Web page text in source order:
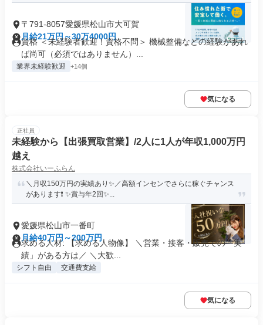
〒791-8057愛媛県松山市大可賀
月給21万円～30万4000円
資格 ＜未経験者歓迎！資格不問＞ 機械整備などの経験があれ
ば尚可（必須ではありません）...
業界未経験歓迎 +14個
気になる
正社員
未経験から【出張買取営業】/2人に1人が年収1,000万円
越え
株式会社いーふらん
＼月収150万円の実績あり✨／高額インセンでさらに稼ぐチャンス
があります❗ ✨賞与年2回✨...
愛媛県松山市一番町
月給40万円～200万円
求める人材: 【求める人物像】 ＼営業・接客・販売での「実
績」がある方は／ ＼大歓...
シフト自由 交通費支給
気になる